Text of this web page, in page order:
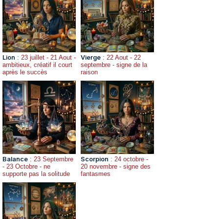
Lion : 23 juillet - 21 Aout -
ambitieux, créatif il court
après le succès
Vierge : 22 Aout - 22
septembre - signe de la
raison
Balance : 23 Septembre
- 23 Octobre - ne
supporte pas la solitude
Scorpion : 24 octobre -
20 novembre - signe des
fantasmes